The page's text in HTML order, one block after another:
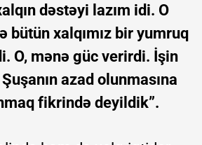
dəstəyi lazım idi. O
bütün xalqımız bir yumruq
O, mənə güc verirdi. İşin
azad olunmasına
fikrində deyildik”.